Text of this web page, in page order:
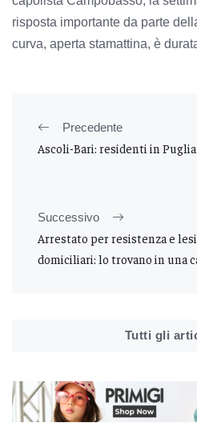
risposta importante da parte
curva, aperta stamattina, è
Precedente
Ascoli-Bari: residenti in
Successivo
Arrestato per resistenza e
domiciliari: lo trovano in una
Tutti gli